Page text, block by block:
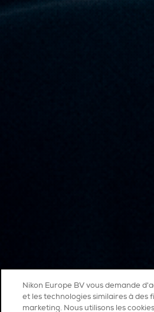
Nikon Europe BV vous demande
et les technologies similaires à des
marketing. Nous utilisons les